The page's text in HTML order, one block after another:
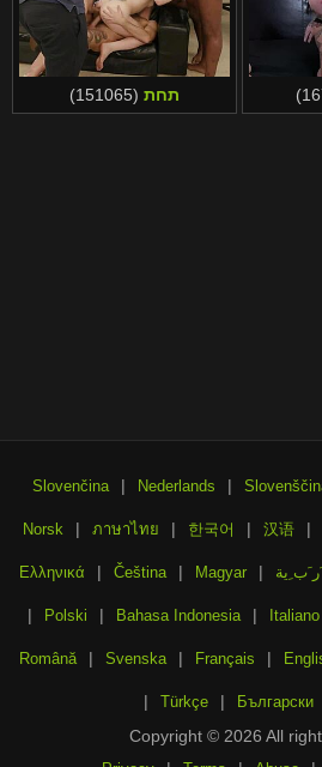
תחת (151065)
Slovenčina | Nederlands |
Norsk | ภาษาไทย | 한국어 | 汉语 |
Ελληνικά | Čeština | Magyar |
| Polski | Bahasa Indonesia | Italiano
Română | Svenska | Français |
| Türkçe | Български
Copyright © 2026 All